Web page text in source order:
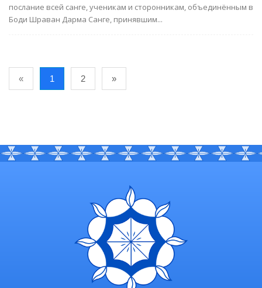
послание всей санге, ученикам и сторонникам, объединённым в
Боди Шраван Дарма Санге, принявшим...
« 1 2 »